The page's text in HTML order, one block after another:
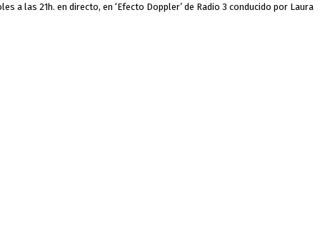
a las 21h. en directo, en ‘Efecto Doppler’ de Radio 3 conducido por Laura